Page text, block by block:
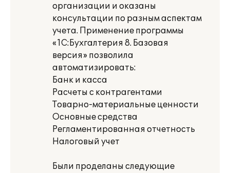
организации и оказаны
консультации по разным аспектам
учета. Применение программы
«1С:Бухгалтерия 8. Базовая
версия» позволила
автоматизировать:
Банк и касса
Расчеты с контрагентами
Товарно-материальные ценности
Основные средства
Регламентированная отчетность
Налоговый учет
Были проделаны следующие